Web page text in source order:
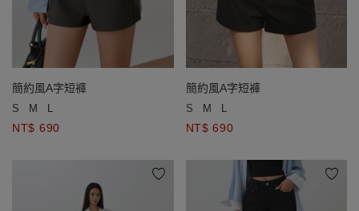
簡約風A字短褲
S M L
NT$ 690
簡約風A字短褲
S M L
NT$ 690